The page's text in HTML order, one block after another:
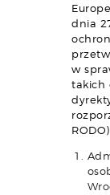
dnia
w
takich